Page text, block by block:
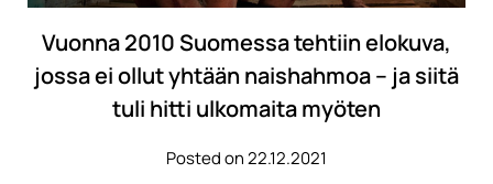
Vuonna 2010 Suomessa tehtiin elokuva,
jossa ei ollut yhtään naishahmoa – ja siitä
tuli hitti ulkomaita myöten
Posted on 22.12.2021